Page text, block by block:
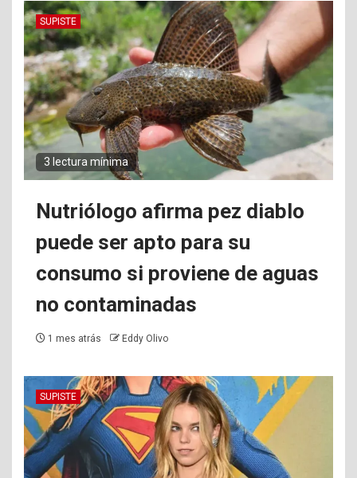
SUPISTE
3 lectura mínima
Nutriólogo afirma pez diablo
puede ser apto para su
consumo si proviene de aguas
no contaminadas
1 mes atrás Eddy Olivo
SUPISTE